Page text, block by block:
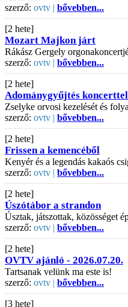
szerző: ovtv | bővebben...
[2 hete]
Mozart Majkon járt
Rákász Gergely
szerző: ovtv | bővebben...
[2 hete]
Adománygyűjtés
Zselyke orvosi kezelését és
szerző: ovtv | bővebben...
[2 hete]
Frissen a kemencéből
Kenyér és a legendás kakaós
szerző: ovtv | bővebben...
[2 hete]
Úszótábor a strandon
Úsztak, játszottak, közösséget
szerző: ovtv | bővebben...
[2 hete]
OVTV ajánló - 2026.07.20.
Tartsanak velünk ma este is!
szerző: ovtv | bővebben...
[3 hete]